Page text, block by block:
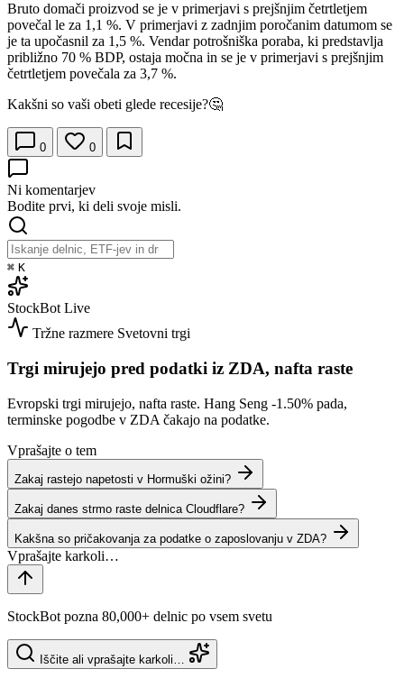
Bruto domači proizvod se je v primerjavi s prejšnjim četrtletjem
povečal le za 1,1 %. V primerjavi z zadnjim poročanim datumom se
je ta upočasnil za 1,5 %. Vendar potrošniška poraba, ki predstavlja
približno 70 % BDP, ostaja močna in se je v primerjavi s prejšnjim
četrtletjem povečala za 3,7 %.
Kakšni so vaši obeti glede recesije?🤔
0 0
Ni komentarjev
Bodite prvi, ki deli svoje misli.
⌘ K
StockBot Live
Tržne razmere Svetovni trgi
Trgi mirujejo pred podatki iz ZDA, nafta raste
Evropski trgi mirujejo, nafta raste. Hang Seng -1.50% pada,
terminske pogodbe v ZDA čakajo na podatke.
Vprašajte o tem
Zakaj rastejo napetosti v Hormuški ožini?
Zakaj danes strmo raste delnica Cloudflare?
Kakšna so pričakovanja za podatke o zaposlovanju v ZDA?
StockBot pozna 80,000+ delnic po vsem svetu
Iščite ali vprašajte karkoli…